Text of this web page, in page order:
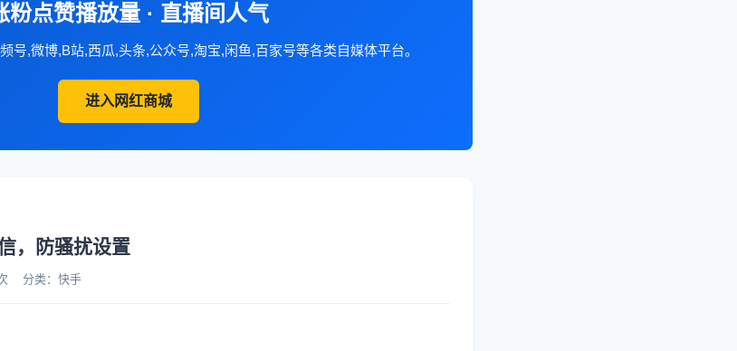
粉点赞播放量 · 直播间人气
号,微博,B站,西瓜,头条,公众号,淘宝,闲鱼,百家号等各类自媒体平台。
进入网红商城
，防骚扰设置
分类：快手